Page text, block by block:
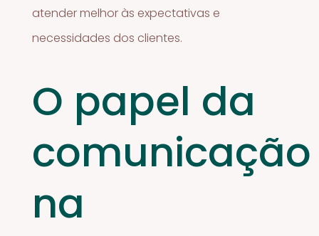
atender melhor às expectativas e
necessidades dos clientes.
O papel da
comunicação
na